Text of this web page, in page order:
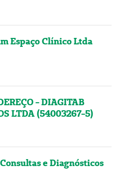
Espaço Clínico Ltda
- DIAGITAB
LTDA (54003267-5)
e Diagnósticos